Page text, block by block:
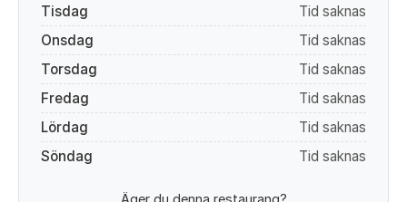
Tisdag
Tid saknas
Onsdag
Tid saknas
Torsdag
Tid saknas
Fredag
Tid saknas
Lördag
Tid saknas
Söndag
Tid saknas
Äger du denna restaurang?